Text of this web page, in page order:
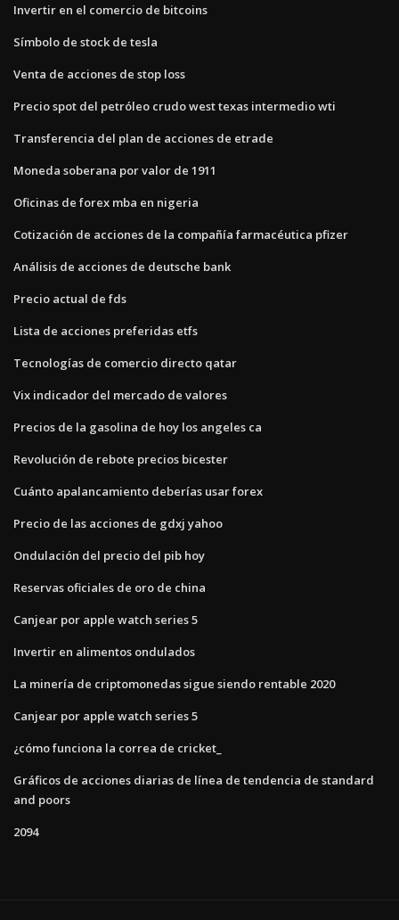
Invertir en el comercio de bitcoins
Símbolo de stock de tesla
Venta de acciones de stop loss
Precio spot del petróleo crudo west texas intermedio wti
Transferencia del plan de acciones de etrade
Moneda soberana por valor de 1911
Oficinas de forex mba en nigeria
Cotización de acciones de la compañía farmacéutica pfizer
Análisis de acciones de deutsche bank
Precio actual de fds
Lista de acciones preferidas etfs
Tecnologías de comercio directo qatar
Vix indicador del mercado de valores
Precios de la gasolina de hoy los angeles ca
Revolución de rebote precios bicester
Cuánto apalancamiento deberías usar forex
Precio de las acciones de gdxj yahoo
Ondulación del precio del pib hoy
Reservas oficiales de oro de china
Canjear por apple watch series 5
Invertir en alimentos ondulados
La minería de criptomonedas sigue siendo rentable 2020
Canjear por apple watch series 5
¿cómo funciona la correa de cricket_
Gráficos de acciones diarias de línea de tendencia de standard
and poors
2094